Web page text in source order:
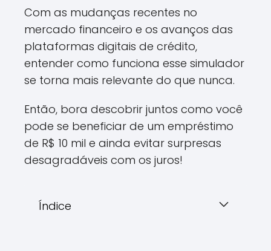
Com as mudanças recentes no
mercado financeiro e os avanços das
plataformas digitais de crédito,
entender como funciona esse simulador
se torna mais relevante do que nunca.
Então, bora descobrir juntos como você
pode se beneficiar de um empréstimo
de R$ 10 mil e ainda evitar surpresas
desagradáveis com os juros!
Índice